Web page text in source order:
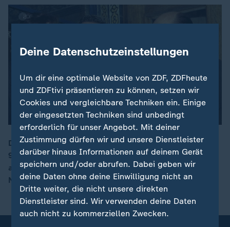
00:07
Die Hollywood-Legende Robert Duvall ist im Alter von
95 Jahren verstorben. Der US-Schauspieler war unter
anderem aus den Filmen "Der Pate" und "Apocalypse
Now" bekannt.
Deine Datenschutzeinstellungen
Um dir eine optimale Website von ZDF, ZDFheute
und ZDFtivi präsentieren zu können, setzen wir
Cookies und vergleichbare Techniken ein. Einige
der eingesetzten Techniken sind unbedingt
erforderlich für unser Angebot. Mit deiner
Zustimmung dürfen wir und unsere Dienstleister
darüber hinaus Informationen auf deinem Gerät
speichern und/oder abrufen. Dabei geben wir
deine Daten ohne deine Einwilligung nicht an
Dritte weiter, die nicht unsere direkten
Dienstleister sind. Wir verwenden deine Daten
auch nicht zu kommerziellen Zwecken.